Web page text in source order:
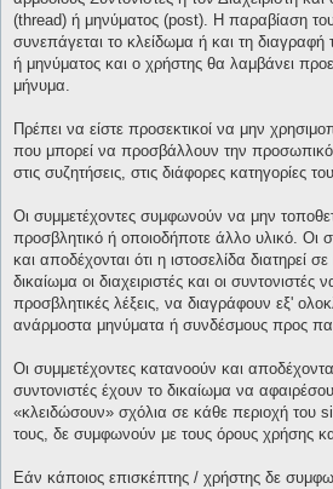
(thread) ή μηνύματος (post). Η παραβίαση
συνεπάγεται το κλείδωμα ή και τη διαγραφή
ή μηνύματος και ο χρήστης θα λαμβάνει
μήνυμα.
Πρέπει να είστε προσεκτικοί να μην
που μπορεί να προσβάλλουν την
στις συζητήσεις, στις διάφορες κατηγορίες
Οι συμμετέχοντες συμφωνούν να μην
προσβλητικό ή οποιοδήποτε άλλο υλικό. Οι
και αποδέχονται ότι η ιστοσελίδα διατηρεί
δικαίωμα οι διαχειριστές και οι συντονιστές
προσβλητικές λέξεις, να διαγράφουν εξ'
ανάρμοστα μηνύματα ή συνδέσμους προς
Οι συμμετέχοντες κατανοούν και αποδέχονται
συντονιστές έχουν το δικαίωμα να
«κλειδώσουν» σχόλια σε κάθε περιοχή του
τους, δε συμφωνούν με τους όρους χρήσης
Εάν κάποιος επισκέπτης / χρήστης δε